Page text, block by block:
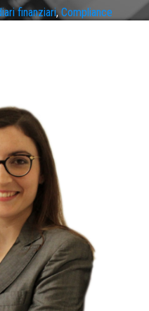
finanziari, Compliance